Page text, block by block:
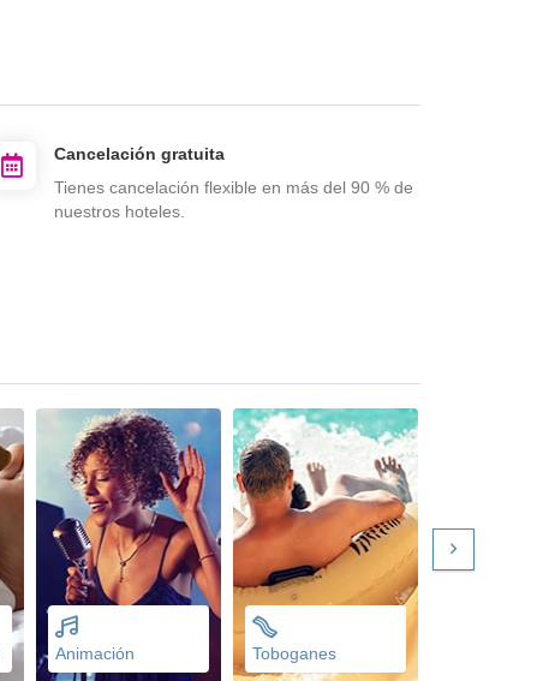
Cancelación gratuita
Tienes cancelación flexible en más del 90 % de
nuestros hoteles.
Animación Toboganes